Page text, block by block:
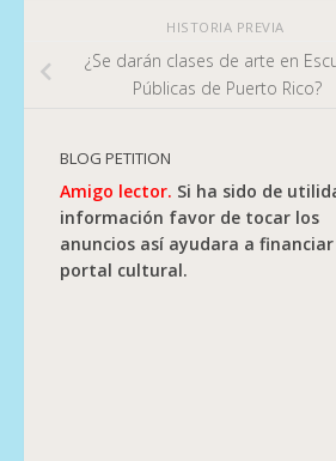
HISTORIA PREVIA
¿Se darán clases de arte en
Públicas de Puerto Rico?
BLOG PETITION
Amigo lector. Si ha sido de
información favor de tocar los
anuncios así ayudara a
portal cultural.